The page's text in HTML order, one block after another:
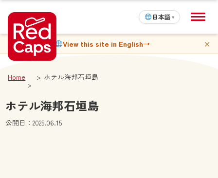
日本語 ▾
View this site in English→ ✕
Home ホテル海邦石垣島
ホテル海邦石垣島
公開日：2025.06.15